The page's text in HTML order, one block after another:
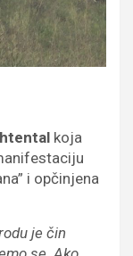
koja
i opčinjena
je čin